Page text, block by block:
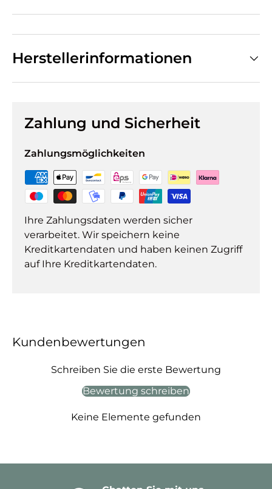
Herstellerinformationen
Zahlung und Sicherheit
Zahlungsmöglichkeiten
Ihre Zahlungsdaten werden sicher
verarbeitet. Wir speichern keine
Kreditkartendaten und haben keinen Zugriff
auf Ihre Kreditkartendaten.
Kundenbewertungen
Schreiben Sie die erste Bewertung
Bewertung schreiben
Keine Elemente gefunden